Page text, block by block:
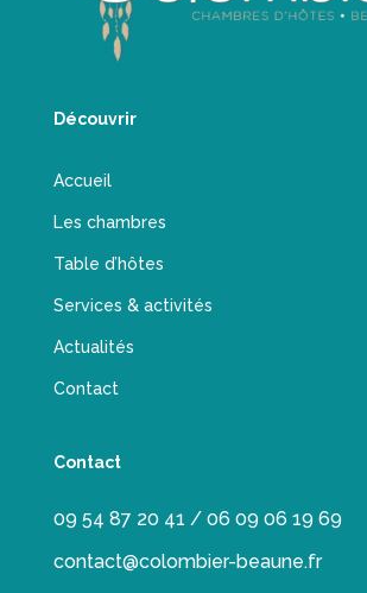
Découvrir
Accueil
Les chambres
Table d’hôtes
Services & activités
Actualités
Contact
Contact
09 54 87 20 41 / 06 09 06 19 69
contact@colombier-beaune.fr